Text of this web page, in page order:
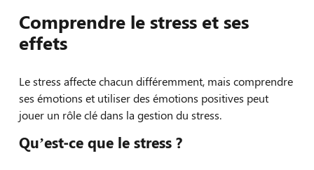
Comprendre le stress et ses
effets
Le stress affecte chacun différemment, mais comprendre
ses émotions et utiliser des émotions positives peut
jouer un rôle clé dans la gestion du stress.
Qu’est-ce que le stress ?